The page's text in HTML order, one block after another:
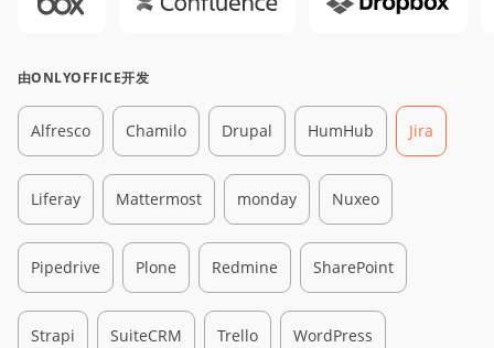
由ONLYOFFICE开发
Alfresco Chamilo Drupal HumHub Jira
Liferay Mattermost monday Nuxeo
Pipedrive Plone Redmine SharePoint
Strapi SuiteCRM Trello WordPress